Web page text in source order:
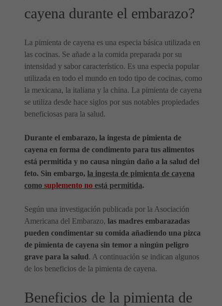
cayena durante el embarazo?
La pimienta de cayena es una especia básica utilizada en
las cocinas. Se añade a la comida preparada por su
intensidad y sabor característico. Es una especia popular
utilizada en todo el mundo en todo tipo de cocinas, como
la mexicana, la italiana y la china. La pimienta de cayena
se utiliza desde hace siglos por sus notables propiedades
beneficiosas para la salud.
Durante el embarazo, la ingesta de pimienta de
cayena en forma de condimento para tus alimentos
está permitida y no causa ningún daño a la salud del
feto. Sin embargo, la ingesta de pimienta de cayena
como suplemento no está permitida.
Según una investigación publicada por la Asociación
Americana del Embarazo, las madres embarazadas
pueden condimentar su comida añadiendo una pizca
de pimienta de cayena sin temor a ningún peligro
grave para la salud. A continuación se indican algunos
de los beneficios de la pimienta de cayena.
Beneficios de la pimienta de